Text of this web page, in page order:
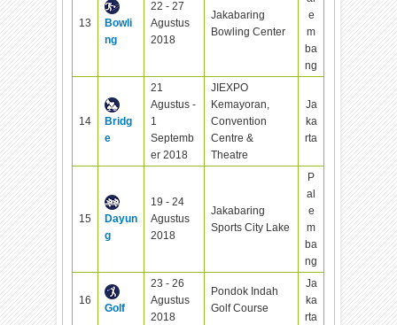
13
Bowli
ng
22 - 27
Agustus
2018
Jakabaring
Bowling Center
e
m
ba
ng
14
Bridg
e
21
Agustus -
1
Septemb
er 2018
JIEXPO
Kemayoran,
Convention
Centre &
Theatre
Ja
ka
rta
15
Dayun
g
19 - 24
Agustus
2018
Jakabaring
Sports City Lake
P
al
e
m
ba
ng
16
Golf
23 - 26
Agustus
2018
Pondok Indah
Golf Course
Ja
ka
rta